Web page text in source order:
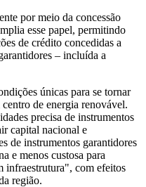
por meio da concessão
esse papel, permitindo
de crédito concedidas a
– incluída a
únicas para se tornar
de energia renovável.
precisa de instrumentos
capital nacional e
de instrumentos garantidores
e menos custosa para
infraestrutura", com efeitos
região.